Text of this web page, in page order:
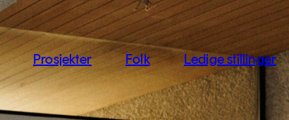
Prosjekter Folk Ledige stillinger